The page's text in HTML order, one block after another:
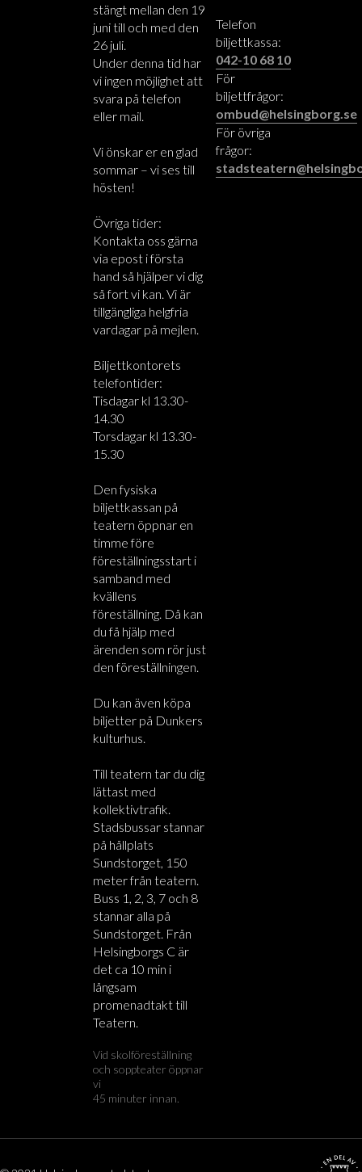
stängt mellan den 19
juni till och med den
26 juli.
Under denna tid har
vi ingen möjlighet att
svara på telefon
eller mail.
Vi önskar er en glad
sommar – vi ses till
hösten!
Övriga tider:
Kontakta oss gärna
via epost i första
hand så hjälper vi dig
så fort vi kan. Vi är
tillgängliga helgfria
vardagar på mejlen.
Biljettkontorets
telefontider:
Tisdagar kl 13.30-
14.30
Torsdagar kl 13.30-
15.30
Den fysiska
biljettkassan på
teatern öppnar en
timme före
föreställningsstart i
samband med
kvällens
föreställning. Då kan
du få hjälp med
ärenden som rör just
den föreställningen.
Du kan även köpa
biljetter på Dunkers
kulturhus.
Till teatern tar du dig
lättast med
kollektivtrafik.
Stadsbussar stannar
på hållplats
Sundstorget, 150
meter från teatern.
Buss 1, 2, 3, 7 och 8
stannar alla på
Sundstorget. Från
Helsingborgs C är
det ca 10 min i
långsam
promenadtakt till
Teatern.
Vid skolföreställning
och soppteater öppnar
vi
45 minuter innan.
Telefon
biljettkassa:
042-10 68 10
För
biljettfrågor:
ombud@helsingborg.se
För övriga
frågor: